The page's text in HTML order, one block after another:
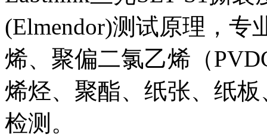
(Elmendor)测试原理，
烯、聚偏二氯乙烯（
烯烃、聚酯、纸张、纸
检测。